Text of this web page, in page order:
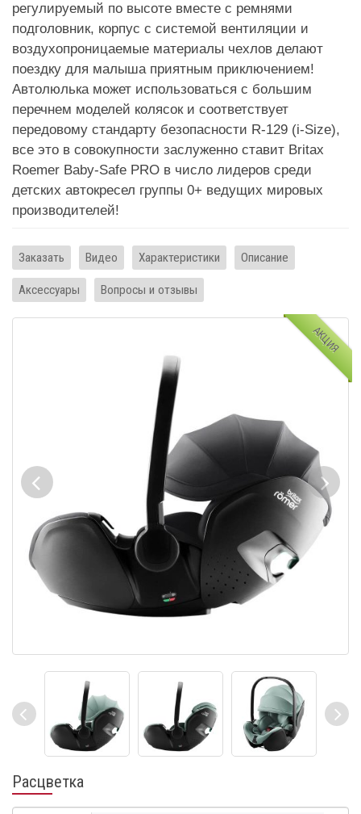
регулируемый по высоте вместе с ремнями
подголовник, корпус с системой вентиляции и
воздухопроницаемые материалы чехлов делают
поездку для малыша приятным приключением!
Автолюлька может использоваться с большим
перечнем моделей колясок и соответствует
передовому стандарту безопасности R-129 (i-Size),
все это в совокупности заслуженно ставит Britax
Roemer Baby-Safe PRO в число лидеров среди
детских автокресел группы 0+ ведущих мировых
производителей!
Заказать Видео Характеристики Описание
Аксессуары Вопросы и отзывы
АКЦИЯ
Расцветка